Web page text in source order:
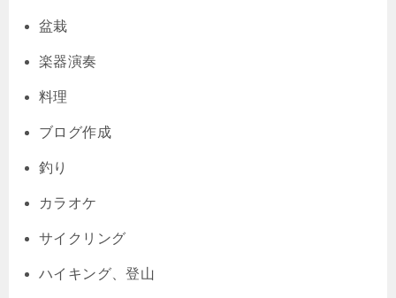
盆栽
楽器演奏
料理
ブログ作成
釣り
カラオケ
サイクリング
ハイキング、登山